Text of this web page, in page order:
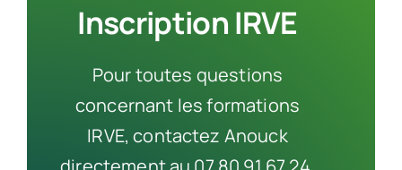
Inscription IRVE
Pour toutes questions
concernant les formations
IRVE, contactez Anouck